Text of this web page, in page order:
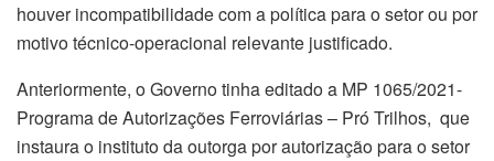
houver incompatibilidade com a política para o setor ou por
motivo técnico-operacional relevante justificado.
Anteriormente, o Governo tinha editado a MP 1065/2021-
Programa de Autorizações Ferroviárias – Pró Trilhos, que
instaura o instituto da outorga por autorização para o setor